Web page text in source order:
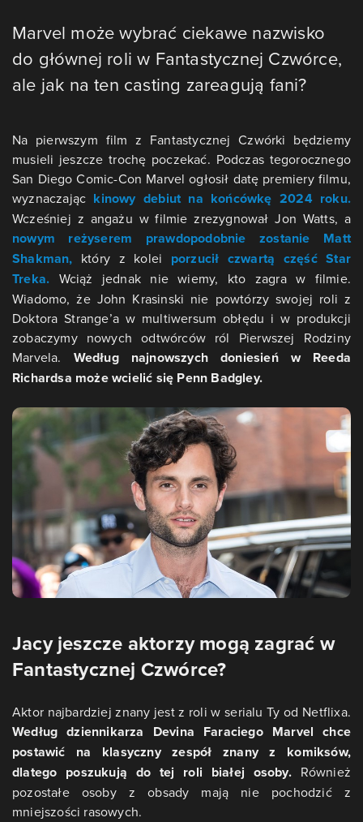
Marvel może wybrać ciekawe nazwisko
do głównej roli w Fantastycznej Czwórce,
ale jak na ten casting zareagują fani?
Na pierwszym film z Fantastycznej Czwórki będziemy
musieli jeszcze trochę poczekać. Podczas tegorocznego
San Diego Comic-Con Marvel ogłosił datę premiery filmu,
wyznaczając kinowy debiut na końcówkę 2024 roku.
Wcześniej z angażu w filmie zrezygnował Jon Watts, a
nowym reżyserem prawdopodobnie zostanie Matt
Shakman, który z kolei porzucił czwartą część Star
Treka. Wciąż jednak nie wiemy, kto zagra w filmie.
Wiadomo, że John Krasinski nie powtórzy swojej roli z
Doktora Strange’a w multiwersum obłędu i w produkcji
zobaczymy nowych odtwórców ról Pierwszej Rodziny
Marvela. Według najnowszych doniesień w Reeda
Richardsa może wcielić się Penn Badgley.
Jacy jeszcze aktorzy mogą zagrać w
Fantastycznej Czwórce?
Aktor najbardziej znany jest z roli w serialu Ty od Netflixa.
Według dziennikarza Devina Faraciego Marvel chce
postawić na klasyczny zespół znany z komiksów,
dlatego poszukują do tej roli białej osoby.Również
pozostałe osoby z obsady mają nie pochodzić z
mniejszości rasowych.